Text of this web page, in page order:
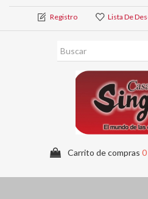
Registro Lista De
Carrito de compras